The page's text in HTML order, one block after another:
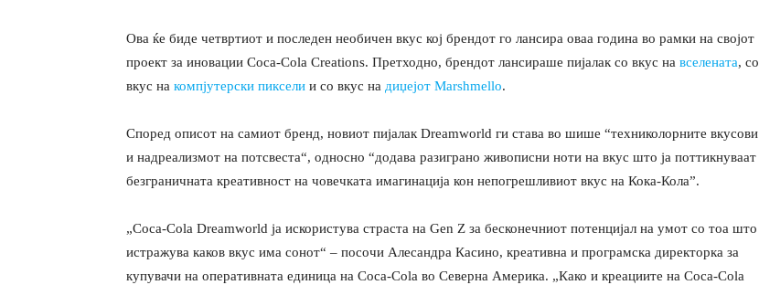
Ова ќе биде четвртиот и последен необичен вкус кој брендот го лансира оваа година во рамки на својот
проект за иновации Coca-Cola Creations. Претходно, брендот лансираше пијалак со вкус на вселената, со
вкус на компјутерски пиксели и со вкус на диџејот Marshmello.
Според описот на самиот бренд, новиот пијалак Dreamworld ги става во шише “техниколорните вкусови
и надреализмот на потсвеста“, односно “додава разиграно живописни ноти на вкус што ја поттикнуваат
безграничната креативност на човечката имагинација кон непогрешливиот вкус на Кока-Кола”.
„Coca-Cola Dreamworld ја искористува страста на Gen Z за бесконечниот потенцијал на умот со тоа што
истражува каков вкус има сонот“ – посочи Алесандра Касино, креативна и програмска директорка за
купувачи на оперативната единица на Coca-Cola во Северна Америка. „Како и креациите на Coca-Cola